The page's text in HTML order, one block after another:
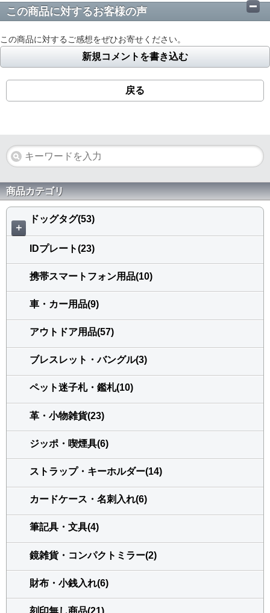
この商品に対するお客様の声
この商品に対するご感想をぜひお寄せください。
新規コメントを書き込む
戻る
商品カテゴリ
＋
ドッグタグ(53)
IDプレート(23)
携帯スマートフォン用品(10)
車・カー用品(9)
アウトドア用品(57)
ブレスレット・バングル(3)
ペット迷子札・鑑札(10)
革・小物雑貨(23)
ジッポ・喫煙具(6)
ストラップ・キーホルダー(14)
カードケース・名刺入れ(6)
筆記具・文具(4)
鏡雑貨・コンパクトミラー(2)
財布・小銭入れ(6)
刻印無し商品(21)